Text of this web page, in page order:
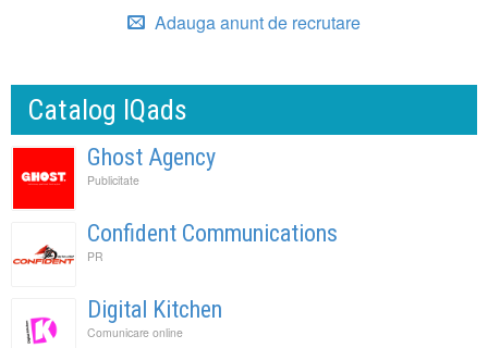
Adauga anunt de recrutare
Catalog IQads
Ghost Agency
Publicitate
Confident Communications
PR
Digital Kitchen
Comunicare online